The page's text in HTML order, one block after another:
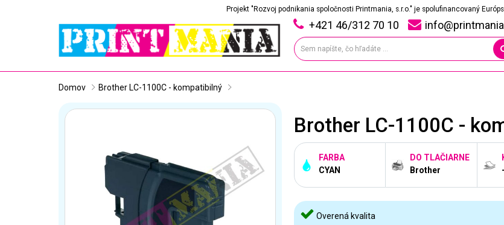
Projekt "Rozvoj podnikania spoločnosti Printmania, s.r.o." je spolufinancovaný
+421 46/312 70 10
Domov Brother LC-1100C - kompatibilný
Brother LC-1100C -
FARBA
CYAN
DO TLAČIARNE
Brother
-
Overená kvalita